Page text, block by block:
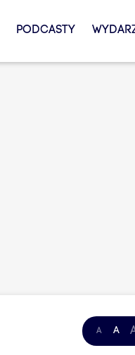
PODCASTY
A A